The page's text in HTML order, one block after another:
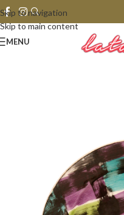
Skip to navigation
Skip to main content
MENU